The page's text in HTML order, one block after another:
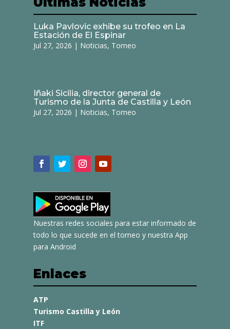
Luka Pavlovic exhibe su trofeo en La
Estación de El Espinar
Jul 27, 2026 | Noticias, Torneo
Iñaki Sicilia, director general de
Turismo de la Junta de Castilla y León
Jul 27, 2026 | Noticias, Torneo
Nuestras redes sociales para estar informado de
todo lo que sucede en el torneo y nuestra App
para Android
Enlaces
ATP
Turismo Castilla y León
ITF